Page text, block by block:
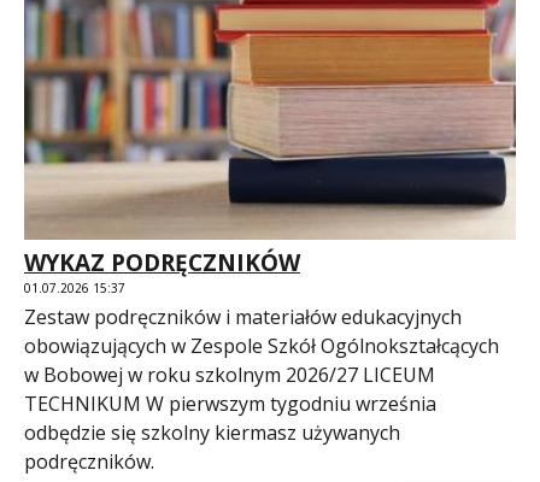
WYKAZ PODRĘCZNIKÓW
01.07.2026 15:37
Zestaw podręczników i materiałów edukacyjnych
obowiązujących w Zespole Szkół Ogólnokształcących
w Bobowej w roku szkolnym 2026/27 LICEUM
TECHNIKUM W pierwszym tygodniu września
odbędzie się szkolny kiermasz używanych
podręczników.